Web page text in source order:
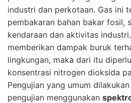
industri dan perkotaan. Gas ini
pembakaran bahan bakar fosil,
kendaraan dan aktivitas
memberikan dampak buruk
lingkungan, maka dari itu
konsentrasi nitrogen dioksida
Pengujian yang umum
pengujian menggunakan